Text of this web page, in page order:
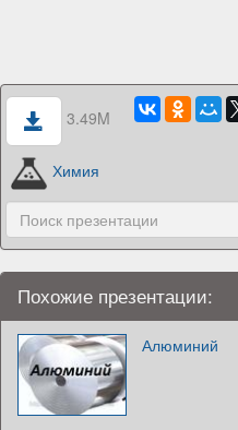
3.49M
Химия
Похожие презентации:
Алюминий